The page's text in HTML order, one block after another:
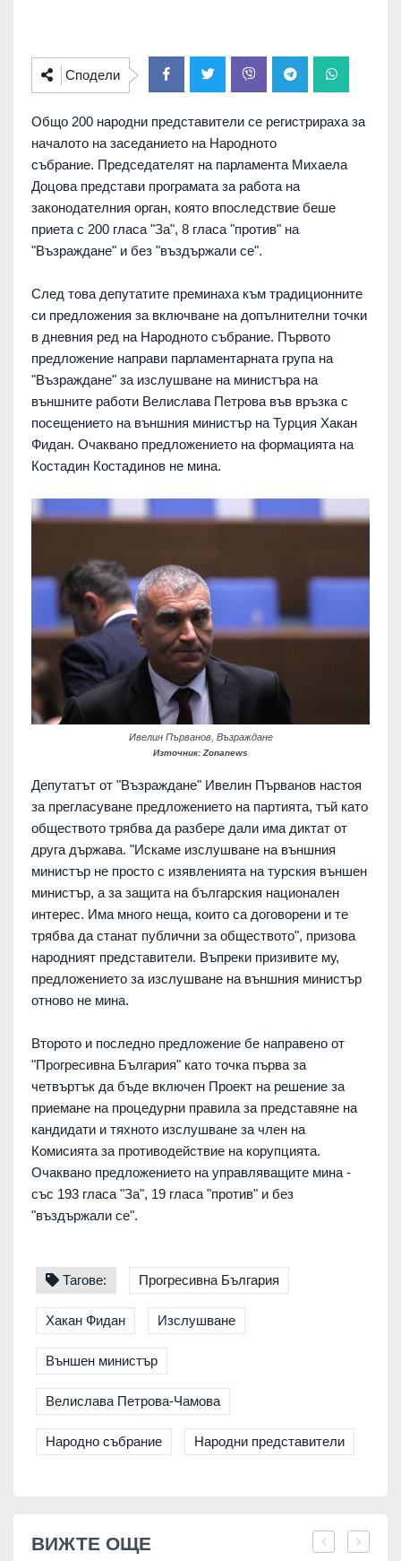
Сподели
Общо 200 народни представители се регистрираха за
началото на заседанието на Народното
събрание. Председателят на парламента Михаела
Доцова представи програмата за работа на
законодателния орган, която впоследствие беше
приета с 200 гласа "За", 8 гласа "против" на
"Възраждане" и без "въздържали се".
След това депутатите преминаха към традиционните
си предложения за включване на допълнителни точки
в дневния ред на Народното събрание. Първото
предложение направи парламентарната група на
"Възраждане" за изслушване на министъра на
външните работи Велислава Петрова във връзка с
посещението на външния министър на Турция Хакан
Фидан. Очаквано предложението на формацията на
Костадин Костадинов не мина.
Ивелин Първанов, Възраждане
Източник: Zonanews
Депутатът от "Възраждане" Ивелин Първанов настоя
за прегласуване предложението на партията, тъй като
обществото трябва да разбере дали има диктат от
друга държава. "Искаме изслушване на външния
министър не просто с изявленията на турския външен
министър, а за защита на българския национален
интерес. Има много неща, които са договорени и те
трябва да станат публични за обществото", призова
народният представители. Въпреки призивите му,
предложението за изслушване на външния министър
отново не мина.
Второто и последно предложение бе направено от
"Прогресивна България" като точка първа за
четвъртък да бъде включен Проект на решение за
приемане на процедурни правила за представяне на
кандидати и тяхното изслушване за член на
Комисията за противодействие на корупцията.
Очаквано предложението на управляващите мина -
със 193 гласа "За", 19 гласа "против" и без
"въздържали се".
Тагове: Прогресивна България
Хакан Фидан Изслушване
Външен министър
Велислава Петрова-Чамова
Народно събрание Народни представители
ВИЖТЕ ОЩЕ